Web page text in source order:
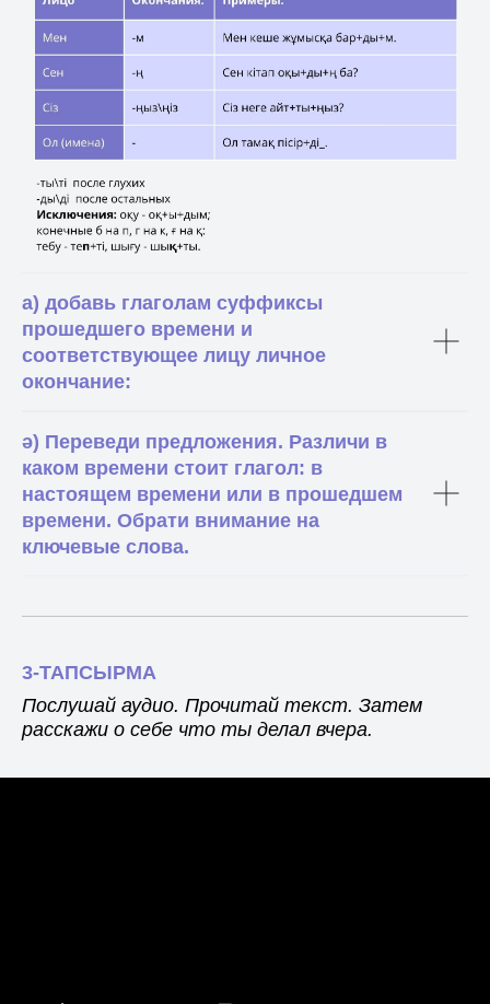
а) добавь глаголам суффиксы
прошедшего времени и
соответствующее лицу личное
окончание:
ә) Переведи предложения. Различи в
каком времени стоит глагол: в
настоящем времени или в прошедшем
времени. Обрати внимание на
ключевые слова.
3-ТАПСЫРМА
Послушай аудио. Прочитай текст. Затем
расскажи о себе что ты делал вчера.